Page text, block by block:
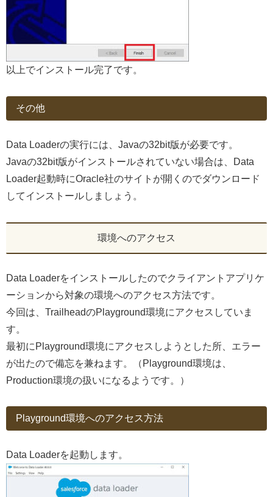
以上でインストール完了です。
その他
Data Loaderの実行には、Javaの32bit版が必要です。
Javaの32bit版がインストールされていない場合は、Data
Loader起動時にOracle社のサイトが開くのでダウンロード
してインストールしましょう。
環境へのアクセス
Data Loaderをインストールしたのでクライアントアプリケ
ーションから対象の環境へのアクセス方法です。
今回は、TrailheadのPlayground環境にアクセスしていま
す。
最初にPlayground環境にアクセスしようとした所、エラー
が出たので備忘を兼ねます。（Playground環境は、
Production環境の扱いになるようです。）
Playground環境へのアクセス方法
Data Loaderを起動します。